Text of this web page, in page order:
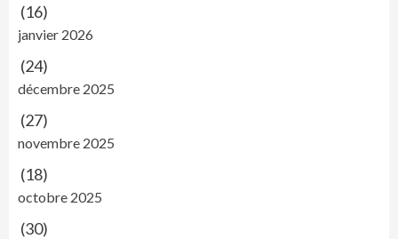
(16)
janvier 2026
(24)
décembre 2025
(27)
novembre 2025
(18)
octobre 2025
(30)